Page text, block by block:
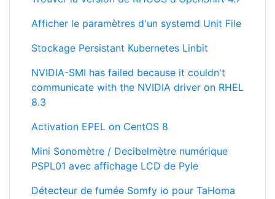
Stockage Persistant Kubernetes Linbit
NVIDIA-SMI has failed because it couldn't
communicate with the NVIDIA driver on RHEL
Activation EPEL on CentOS 8
Mini Sonomètre / Decibelmètre numérique
PSPL01 avec affichage LCD de Pyle
Détecteur de fumée Somfy io pour TaHoma
Meilleurs logiciels de modélisation, de rendu
et d'animation 3D